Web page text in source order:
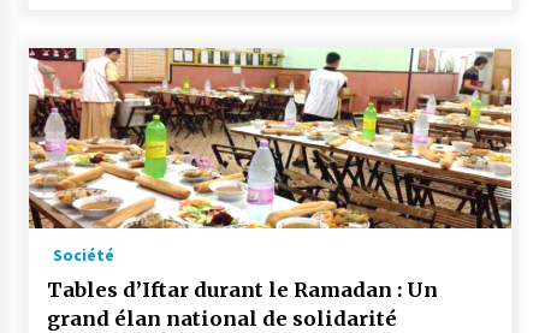
1 semaine ago
En service à partir du 1er août prochain :
Lancement de la plateforme numérique dédiée
à l’importation
2 semaines ago
Affaires religieuses : Ouverture des
2 semaines ago
Société
Tables d’Iftar durant le Ramadan : Un
grand élan national de solidarité